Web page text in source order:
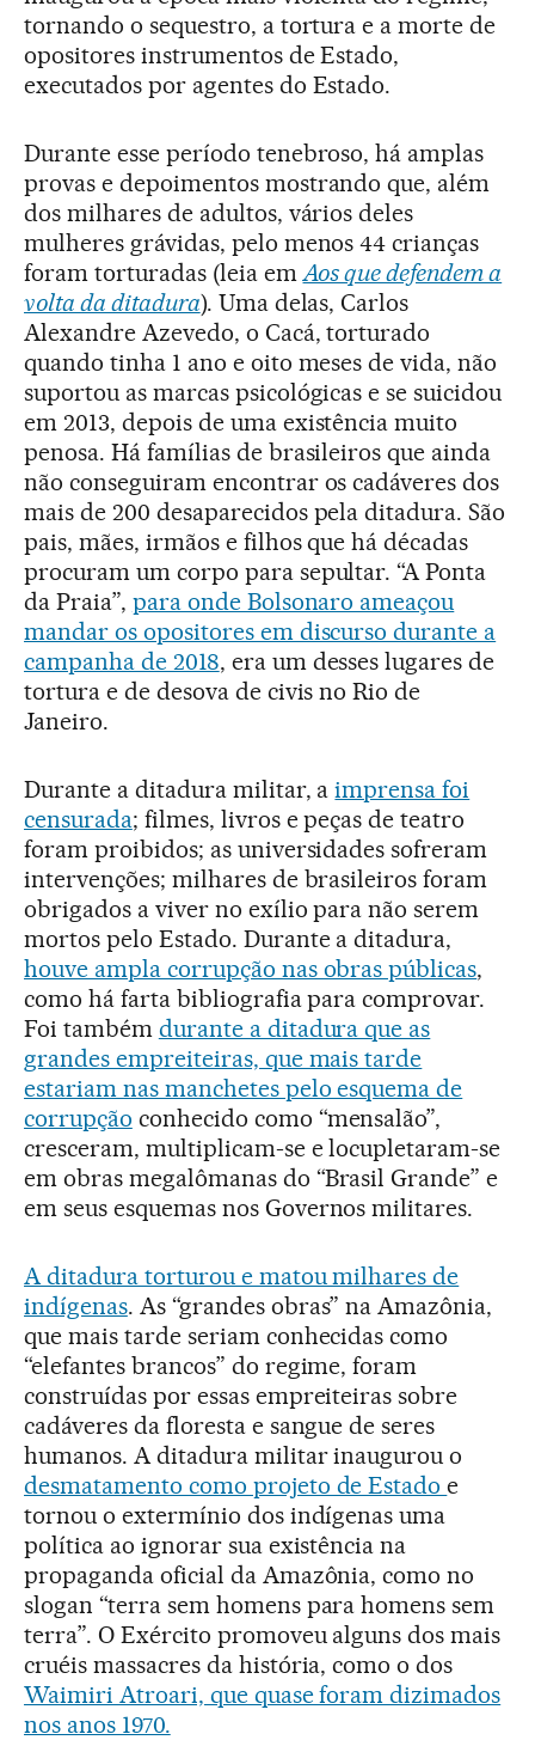
tornando o sequestro, a tortura e a morte de
opositores instrumentos de Estado,
executados por agentes do Estado.
Durante esse período tenebroso, há amplas
provas e depoimentos mostrando que, além
dos milhares de adultos, vários deles
mulheres grávidas, pelo menos 44 crianças
foram torturadas (leia emAos que defendem a
volta da ditadura). Uma delas, Carlos
Alexandre Azevedo, o Cacá, torturado
quando tinha 1 ano e oito meses de vida, não
suportou as marcas psicológicas e se suicidou
em 2013, depois de uma existência muito
penosa. Há famílias de brasileiros que ainda
não conseguiram encontrar os cadáveres dos
mais de 200 desaparecidos pela ditadura. São
pais, mães, irmãos e filhos que há décadas
procuram um corpo para sepultar. “A Ponta
da Praia”, para onde Bolsonaro ameaçou
mandar os opositores em discurso durante a
campanha de 2018, era um desses lugares de
tortura e de desova de civis no Rio de
Janeiro.
Durante a ditadura militar, aimprensa foi
censurada; filmes, livros e peças de teatro
foram proibidos; as universidades sofreram
intervenções; milhares de brasileiros foram
obrigados a viver no exílio para não serem
mortos pelo Estado. Durante a ditadura,
houve ampla corrupção nas obras públicas,
como há farta bibliografia para comprovar.
Foi também durante a ditadura que as
grandes empreiteiras, que mais tarde
estariam nas manchetes pelo esquema de
corrupção conhecido como “mensalão”,
cresceram, multiplicam-se e locupletaram-se
em obras megalômanas do “Brasil Grande” e
em seus esquemas nos Governos militares.
A ditadura torturou e matou milhares de
indígenas. As “grandes obras” na Amazônia,
que mais tarde seriam conhecidas como
“elefantes brancos” do regime, foram
construídas por essas empreiteiras sobre
cadáveres da floresta e sangue de seres
humanos. A ditadura militar inaugurou o
desmatamento como projeto de Estadoe
tornou o extermínio dos indígenas uma
política ao ignorar sua existência na
propaganda oficial da Amazônia, como no
slogan “terra sem homens para homens sem
terra”. O Exército promoveu alguns dos mais
cruéis massacres da história, como o dos
Waimiri Atroari, que quase foram dizimados
nos anos 1970.